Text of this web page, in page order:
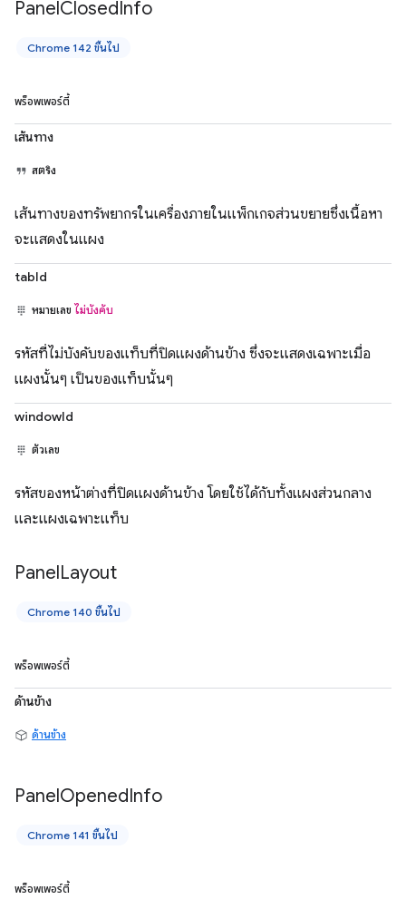
PanelClosedInfo
Chrome 142 ขึ้นไป
พร็อพเพอร์ตี้
เส้นทาง
สตริง
เส้นทางของทรัพยากรในเครื่องภายในแพ็กเกจส่วนขยายซึ่งเนื้อหา
จะแสดงในแผง
tabId
หมายเลข ไม่บังคับ
รหัสที่ไม่บังคับของแท็บที่ปิดแผงด้านข้าง ซึ่งจะแสดงเฉพาะเมื่อ
แผงนั้นๆ เป็นของแท็บนั้นๆ
windowId
ตัวเลข
รหัสของหน้าต่างที่ปิดแผงด้านข้าง โดยใช้ได้กับทั้งแผงส่วนกลาง
และแผงเฉพาะแท็บ
PanelLayout
Chrome 140 ขึ้นไป
พร็อพเพอร์ตี้
ด้านข้าง
ด้านข้าง
PanelOpenedInfo
Chrome 141 ขึ้นไป
พร็อพเพอร์ตี้